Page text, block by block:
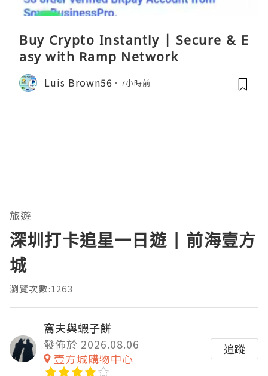
Buy Crypto Instantly | Secure & E
asy with Ramp Network
Luis Brown56 7小時前
旅遊
深圳打卡追星一日遊 | 前海壹方
城
瀏覽次數:1263
窩夫與蝦子餅
發佈於 2026.08.06
壹方城購物中心
追蹤